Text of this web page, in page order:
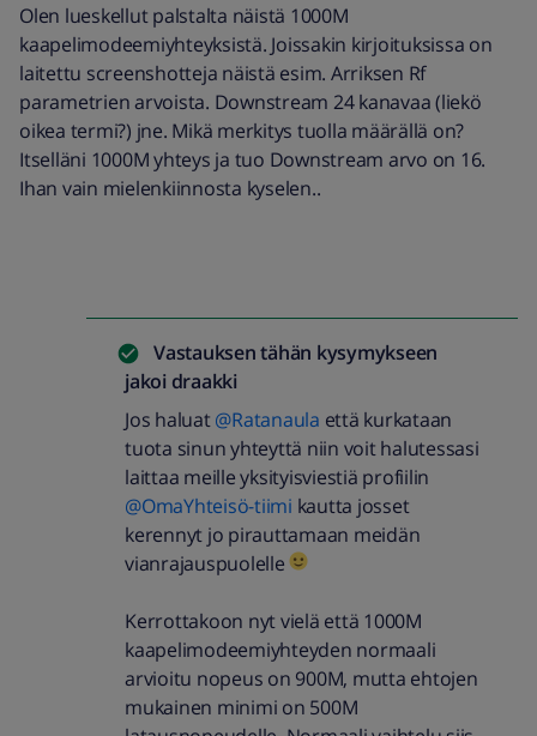
Olen lueskellut palstalta näistä 1000M
kaapelimodeemiyhteyksistä. Joissakin kirjoituksissa on
laitettu screenshotteja näistä esim. Arriksen Rf
parametrien arvoista. Downstream 24 kanavaa (liekö
oikea termi?) jne. Mikä merkitys tuolla määrällä on?
Itselläni 1000M yhteys ja tuo Downstream arvo on 16.
Ihan vain mielenkiinnosta kyselen..
Vastauksen tähän kysymykseen
jakoi draakki
Jos haluat@Ratanaula että kurkataan
tuota sinun yhteyttä niin voit halutessasi
laittaa meille yksityisviestiä profiilin
@OmaYhteisö-tiimi kautta josset
kerennyt jo pirauttamaan meidän
vianrajauspuolelle
Kerrottakoon nyt vielä että 1000M
kaapelimodeemiyhteyden normaali
arvioitu nopeus on 900M, mutta ehtojen
mukainen minimi on 500M